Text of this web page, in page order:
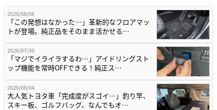
2026/08/06
「この発想はなかった…」革新的なフロアマッ
トが登場。純正品をそのまま活かせる…
2026/07/30
「マジでイライラするわ…」アイドリングスト
ップ機能を常時OFFできる！純正ス…
2026/08/04
大人気トヨタ車「完成度がスゴイ…」釣り竿、
スキー板、ゴルフバッグ、なんでもオ…